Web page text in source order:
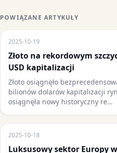
POWIĄZANE ARTYKUŁY
2025-10-19
Złoto na rekordowym
USD kapitalizacji
Złoto osiągnęło
bilionów dolarów kapitalizacji
osiągnęła nowy historyczny re…
2025-10-18
Luksusowy sektor Europy